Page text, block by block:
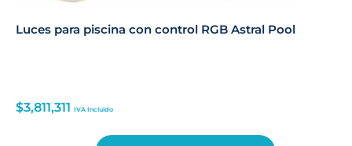
Luces para piscina con control RGB Astral Pool
$3,811,311 IVA Incluido